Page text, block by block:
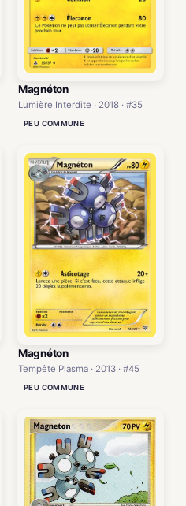
Magnéton
Lumière Interdite · 2018 · #35
PEU COMMUNE
Magnéton
Tempête Plasma · 2013 · #45
PEU COMMUNE